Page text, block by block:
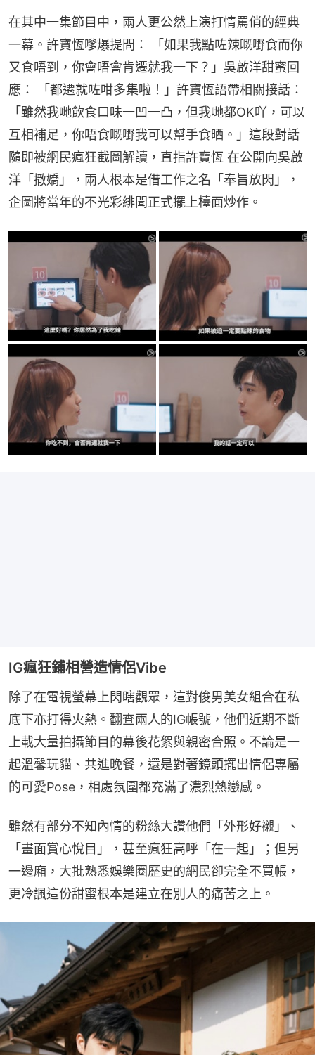
在其中一集節目中，兩人更公然上演打情罵俏的經典
一幕。許寶恆嗲爆提問： 「如果我點咗辣嘅嘢食而你
又食唔到，你會唔會肯遷就我一下？」吳啟洋甜蜜回
應： 「都遷就咗咁多集啦！」許寶恆語帶相關接話：
「雖然我哋飲食口味一凹一凸，但我哋都OK吖，可以
互相補足，你唔食嘅嘢我可以幫手食晒。」這段對話
隨即被網民瘋狂截圖解讀，直指許寶恆 在公開向吳啟
洋「撒嬌」，兩人根本是借工作之名「奉旨放閃」，
企圖將當年的不光彩緋聞正式擺上檯面炒作。
IG瘋狂鋪相營造情侶Vibe
除了在電視螢幕上閃瞎觀眾，這對俊男美女組合在私
底下亦打得火熱。翻查兩人的IG帳號，他們近期不斷
上載大量拍攝節目的幕後花絮與親密合照。不論是一
起溫馨玩貓、共進晚餐，還是對著鏡頭擺出情侶專屬
的可愛Pose，相處氛圍都充滿了濃烈熱戀感。
雖然有部分不知內情的粉絲大讚他們「外形好襯」、
「畫面賞心悅目」，甚至瘋狂高呼「在一起」；但另
一邊廂，大批熟悉娛樂圈歷史的網民卻完全不買帳，
更冷諷這份甜蜜根本是建立在別人的痛苦之上。